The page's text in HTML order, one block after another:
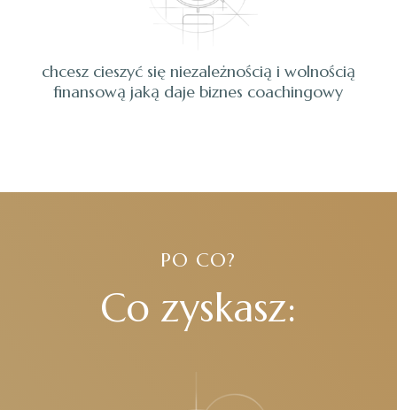
chcesz cieszyć się niezależnością i wolnością
finansową jaką daje biznes coachingowy
PO CO?
Co zyskasz: